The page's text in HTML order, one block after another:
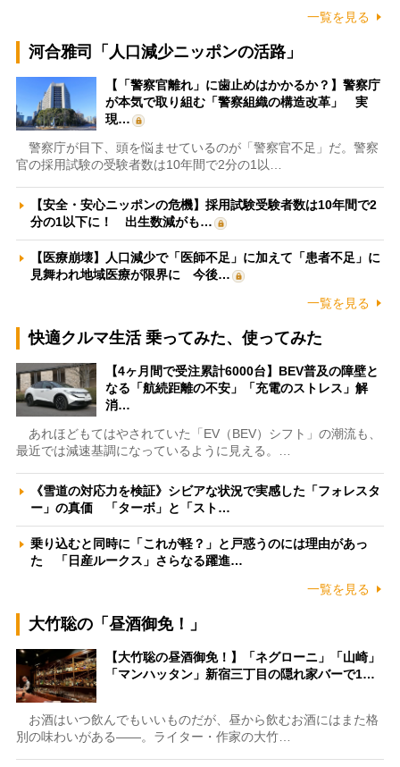
一覧を見る
河合雅司「人口減少ニッポンの活路」
【「警察官離れ」に歯止めはかかるか？】警察庁
が本気で取り組む「警察組織の構造改革」 実
現…
警察庁が目下、頭を悩ませているのが「警察官不足」だ。警察
官の採用試験の受験者数は10年間で2分の1以…
【安全・安心ニッポンの危機】採用試験受験者数は10年間で2
分の1以下に！ 出生数減がも…
【医療崩壊】人口減少で「医師不足」に加えて「患者不足」に
見舞われ地域医療が限界に 今後…
一覧を見る
快適クルマ生活 乗ってみた、使ってみた
【4ヶ月間で受注累計6000台】BEV普及の障壁と
なる「航続距離の不安」「充電のストレス」解
消…
あれほどもてはやされていた「EV（BEV）シフト」の潮流も、
最近では減速基調になっているように見える。…
《雪道の対応力を検証》シビアな状況で実感した「フォレスタ
ー」の真価 「ターボ」と「スト…
乗り込むと同時に「これが軽？」と戸惑うのには理由があっ
た 「日産ルークス」さらなる躍進…
一覧を見る
大竹聡の「昼酒御免！」
【大竹聡の昼酒御免！】「ネグローニ」「山崎」
「マンハッタン」新宿三丁目の隠れ家バーで1…
お酒はいつ飲んでもいいものだが、昼から飲むお酒にはまた格
別の味わいがある――。ライター・作家の大竹…